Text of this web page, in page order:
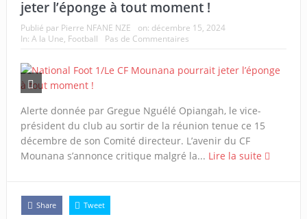
jeter l’éponge à tout moment !
Publié par Pierre NFANE NZE on: décembre 15, 2024
In: A la Une, Football Pas de Commentaires
Alerte donnée par Gregue Nguélé Opiangah, le vice-
président du club au sortir de la réunion tenue ce 15
décembre de son Comité directeur. L’avenir du CF
Mounana s’annonce critique malgré la... Lire la suite
Share Tweet